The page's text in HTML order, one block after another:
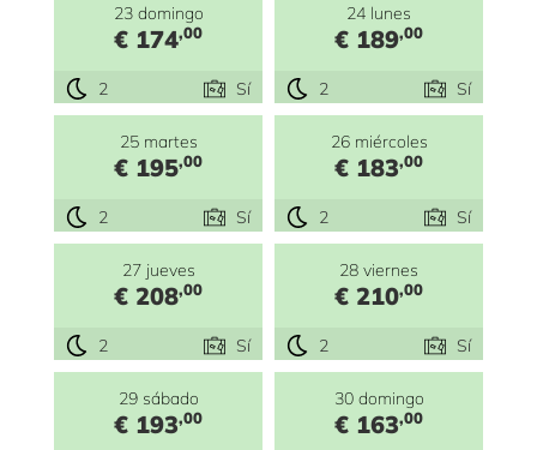
23 domingo
€ 174,00
2 Sí
24 lunes
€ 189,00
2 Sí
25 martes
€ 195,00
2 Sí
26 miércoles
€ 183,00
2 Sí
27 jueves
€ 208,00
2 Sí
28 viernes
€ 210,00
2 Sí
29 sábado
€ 193,00
30 domingo
€ 163,00